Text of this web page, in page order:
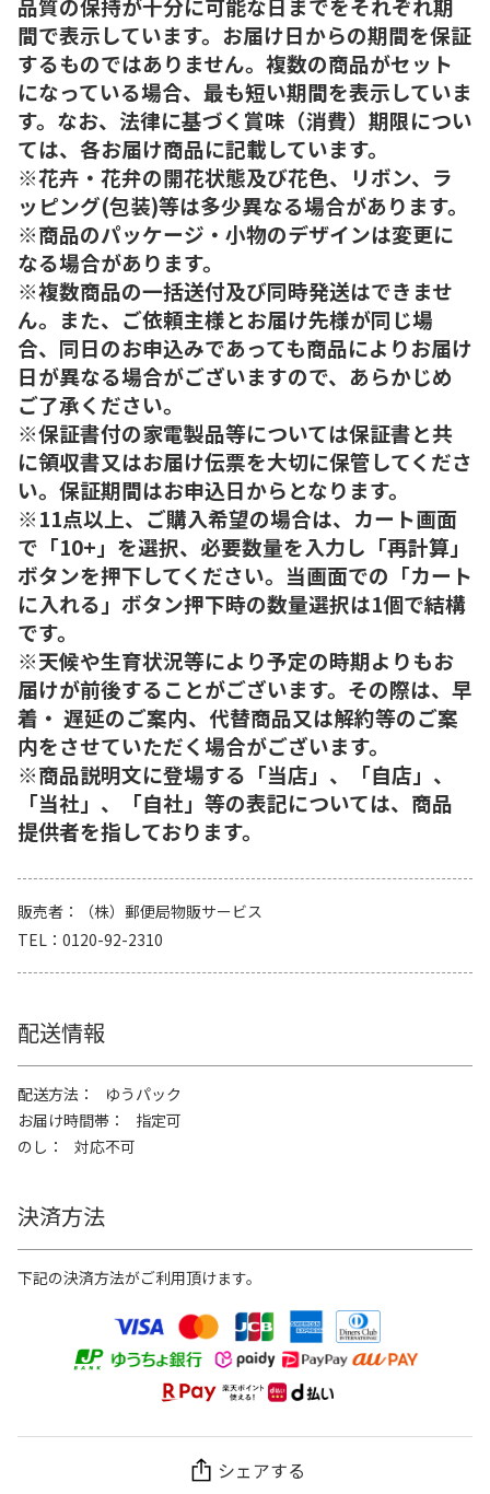
品質の保持が十分に可能な日までをそれぞれ期
間で表示しています。お届け日からの期間を保証
するものではありません。複数の商品がセット
になっている場合、最も短い期間を表示していま
す。なお、法律に基づく賞味（消費）期限につい
ては、各お届け商品に記載しています。
※花卉・花弁の開花状態及び花色、リボン、ラ
ッピング(包装)等は多少異なる場合があります。
※商品のパッケージ・小物のデザインは変更に
なる場合があります。
※複数商品の一括送付及び同時発送はできませ
ん。また、ご依頼主様とお届け先様が同じ場
合、同日のお申込みであっても商品によりお届け
日が異なる場合がございますので、あらかじめ
ご了承ください。
※保証書付の家電製品等については保証書と共
に領収書又はお届け伝票を大切に保管してくださ
い。保証期間はお申込日からとなります。
※11点以上、ご購入希望の場合は、カート画面
で「10+」を選択、必要数量を入力し「再計算」
ボタンを押下してください。当画面での「カート
に入れる」ボタン押下時の数量選択は1個で結構
です。
※天候や生育状況等により予定の時期よりもお
届けが前後することがございます。その際は、早
着・ 遅延のご案内、代替商品又は解約等のご案
内をさせていただく場合がございます。
※商品説明文に登場する「当店」、「自店」、
「当社」、「自社」等の表記については、商品
提供者を指しております。
販売者
（株）郵便局物販サービス
TEL
0120-92-2310
配送情報
配送方法
ゆうパック
お届け時間帯
指定可
のし
対応不可
決済方法
下記の決済方法がご利用頂けます。
シェアする